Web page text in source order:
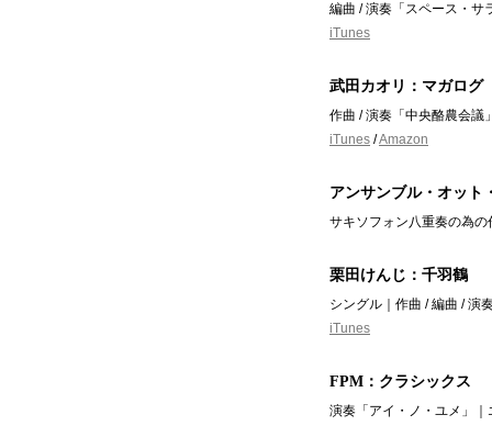
編曲 / 演奏「スペース・サ
iTunes
武田カオリ：マガログ
作曲 / 演奏「中央酪農会議
iTunes /Amazon
アンサンブル・オット
サキソフォン八重奏の為
栗田けんじ：千羽鶴
シングル｜作曲 / 編曲 / 演
iTunes
FPM：クラシックス
演奏「アイ・ノ・ユメ」